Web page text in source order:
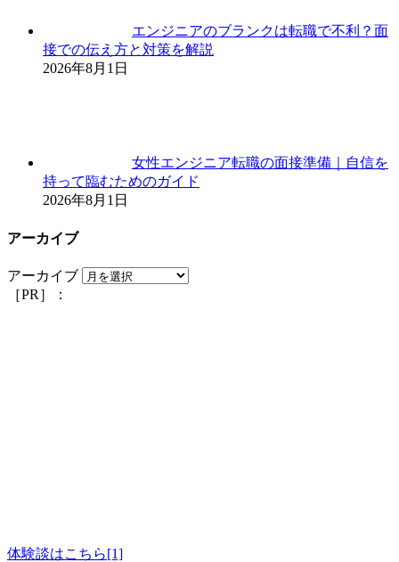
エンジニアのブランクは転職で不利？面
接での伝え方と対策を解説
2026年8月1日
女性エンジニア転職の面接準備｜自信を
持って臨むためのガイド
2026年8月1日
アーカイブ
アーカイブ
［PR］：
体験談はこちら[1]